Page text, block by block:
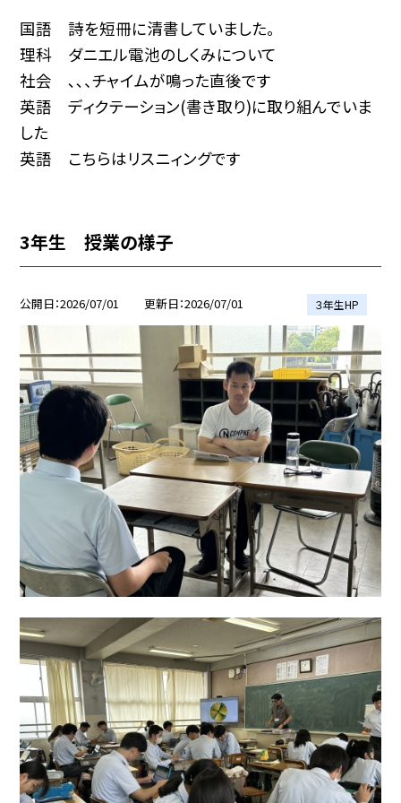
国語 詩を短冊に清書していました。
理科 ダニエル電池のしくみについて
社会 ､､、チャイムが鳴った直後です
英語 ディクテーション(書き取り)に取り組んでいま
した
英語 こちらはリスニィングです
3年生 授業の様子
公開日 2026/07/01 更新日 2026/07/01 ３年生HP